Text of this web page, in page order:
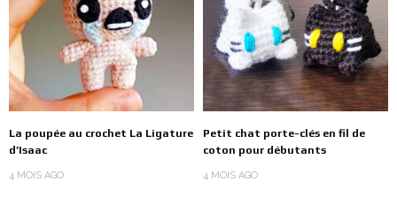
La poupée au crochet La Ligature
d’Isaac
4 MOIS AGO
Petit chat porte-clés en fil de
coton pour débutants
4 MOIS AGO